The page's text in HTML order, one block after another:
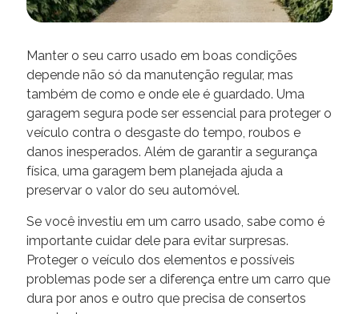
Manter o seu carro usado em boas condições
depende não só da manutenção regular, mas
também de como e onde ele é guardado. Uma
garagem segura pode ser essencial para proteger o
veículo contra o desgaste do tempo, roubos e
danos inesperados. Além de garantir a segurança
física, uma garagem bem planejada ajuda a
preservar o valor do seu automóvel.
Se você investiu em um carro usado, sabe como é
importante cuidar dele para evitar surpresas.
Proteger o veículo dos elementos e possíveis
problemas pode ser a diferença entre um carro que
dura por anos e outro que precisa de consertos